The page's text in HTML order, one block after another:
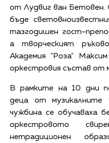
от Лудвиг ван
бъде
тазгодишен гост-
а творческият
Академия "Роза"
оркестровия състав от
В рамките на 10 дни
деца от
чужбина се обучаваха
оркестровото
нетрадиционен